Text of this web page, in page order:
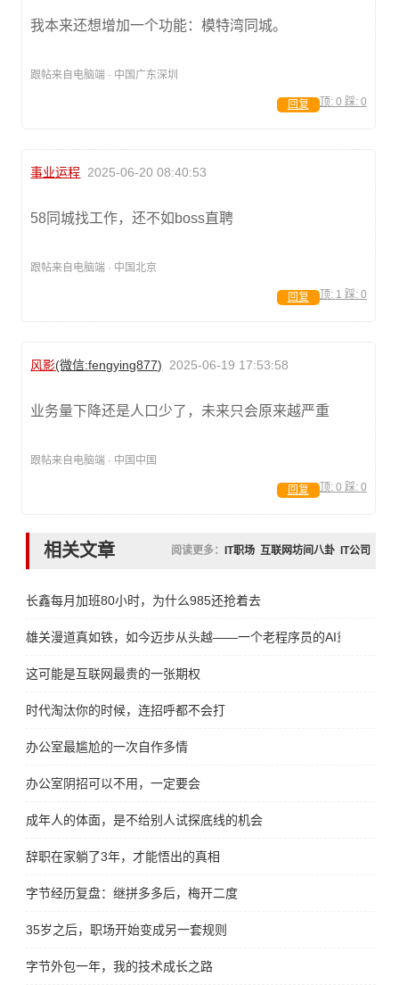
我本来还想增加一个功能：模特湾同城。
跟帖来自电脑端 · 中国广东深圳
顶: 0 踩: 0
回复
事业运程 2025-06-20 08:40:53
58同城找工作，还不如boss直聘
跟帖来自电脑端 · 中国北京
顶: 1 踩: 0
回复
风影(微信:fengying877) 2025-06-19 17:53:58
业务量下降还是人口少了，未来只会原来越严重
跟帖来自电脑端 · 中国中国
顶: 0 踩: 0
回复
相关文章 阅读更多： IT职场 互联网坊间八卦 IT公司
长鑫每月加班80小时，为什么985还抢着去
雄关漫道真如铁，如今迈步从头越——一个老程序员的AI重生宣言
这可能是互联网最贵的一张期权
时代淘汰你的时候，连招呼都不会打
办公室最尴尬的一次自作多情
办公室阴招可以不用，一定要会
成年人的体面，是不给别人试探底线的机会
辞职在家躺了3年，才能悟出的真相
字节经历复盘：继拼多多后，梅开二度
35岁之后，职场开始变成另一套规则
字节外包一年，我的技术成长之路